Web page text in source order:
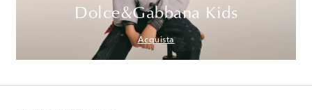
Dolce&Gabbana Kids
Acquista